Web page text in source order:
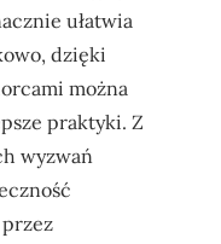
ułatwia
dzięki
można
praktyki. Z
wyzwań